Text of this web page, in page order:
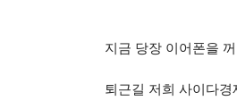
지금 당장 이어폰을
퇴근길 저희 사이다